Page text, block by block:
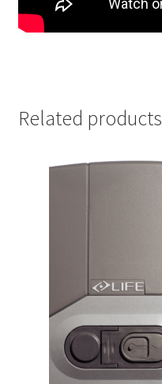
Related products